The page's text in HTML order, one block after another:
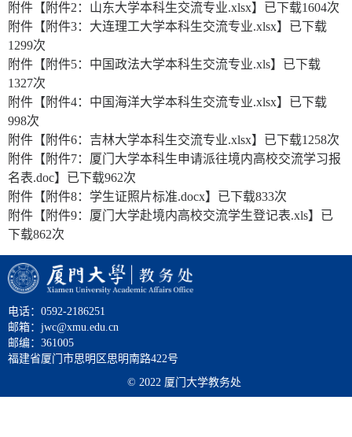
附件【 附件2：山东大学本科生交流专业.xlsx】已下载1604次
附件【 附件3：大连理工大学本科生交流专业.xlsx】已下载
1299次
附件【 附件5：中国政法大学本科生交流专业.xls】已下载
1327次
附件【 附件4：中国海洋大学本科生交流专业.xlsx】已下载
998次
附件【 附件6：吉林大学本科生交流专业.xlsx】已下载1258次
附件【 附件7：厦门大学本科生申请派往境内高校交流学习报
名表.doc】已下载962次
附件【 附件8：学生证照片标准.docx】已下载833次
附件【 附件9：厦门大学赴境内高校交流学生登记表.xls】已
下载862次
电话：0592-2186251
邮箱：jwc@xmu.edu.cn
邮编：361005
福建省厦门市思明区思明南路422号
© 2022 厦门大学教务处